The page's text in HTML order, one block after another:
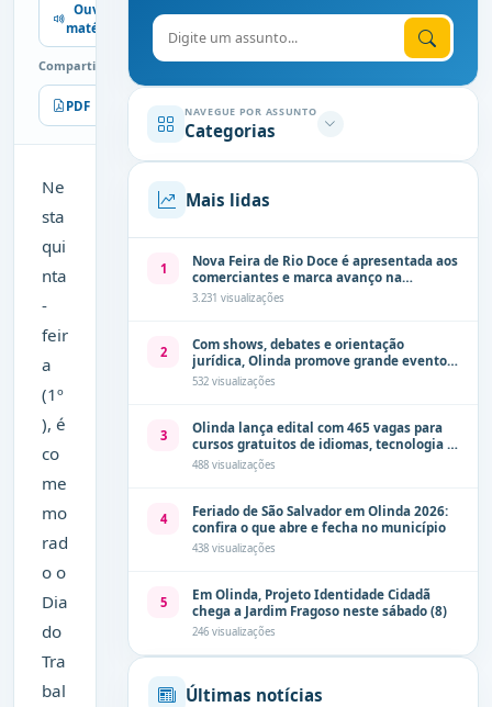
Ouvir
matéria
Compartilhe
PDF Imprimir
Ne
sta
qui
nta
-
feir
a
(1º
), é
co
me
mo
rad
o o
Dia
do
Tra
bal
Digite o assunto
NAVEGUE POR ASSUNTO
Categorias
Mais lidas
1
Nova Feira de Rio Doce é apresentada aos
comerciantes e marca avanço na
modernização dos espaços públicos de
3.231 visualizações
2
Com shows, debates e orientação
jurídica, Olinda promove grande evento
de combate à violência contra a mulher
neste sábado (8)
532 visualizações
3
Olinda lança edital com 465 vagas para
cursos gratuitos de idiomas, tecnologia e
comunicação
488 visualizações
4
Feriado de São Salvador em Olinda 2026:
confira o que abre e fecha no município
438 visualizações
5
Em Olinda, Projeto Identidade Cidadã
chega a Jardim Fragoso neste sábado (8)
246 visualizações
Últimas notícias